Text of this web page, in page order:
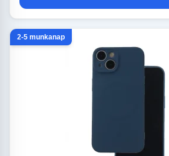
2-5 munkanap